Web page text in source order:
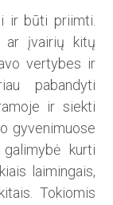
ir būti priimti.
ar įvairių kitų
vertybes ir
pabandyti
ir siekti
gyvenimuose
kurti
laimingais,
Tokiomis